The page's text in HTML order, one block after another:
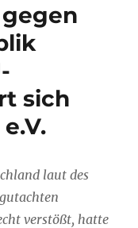
sich
laut des
verstößt, hatte